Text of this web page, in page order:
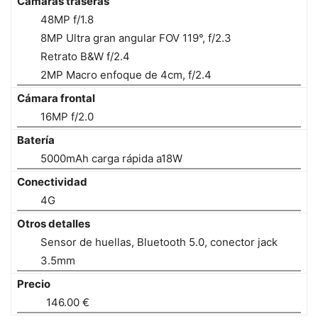
48MP f/1.8
8MP Ultra gran angular FOV 119°, f/2.3
Retrato B&W f/2.4
2MP Macro enfoque de 4cm, f/2.4
Cámara frontal
16MP f/2.0
Batería
5000mAh carga rápida a18W
Conectividad
4G
Otros detalles
Sensor de huellas, Bluetooth 5.0, conector jack
3.5mm
Precio
146.00 €